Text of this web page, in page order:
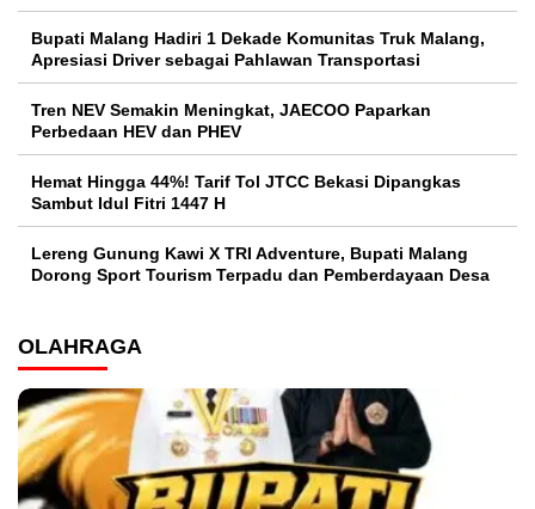
Bupati Malang Hadiri 1 Dekade Komunitas Truk Malang,
Apresiasi Driver sebagai Pahlawan Transportasi
Tren NEV Semakin Meningkat, JAECOO Paparkan
Perbedaan HEV dan PHEV
Hemat Hingga 44%! Tarif Tol JTCC Bekasi Dipangkas
Sambut Idul Fitri 1447 H
Lereng Gunung Kawi X TRI Adventure, Bupati Malang
Dorong Sport Tourism Terpadu dan Pemberdayaan Desa
OLAHRAGA